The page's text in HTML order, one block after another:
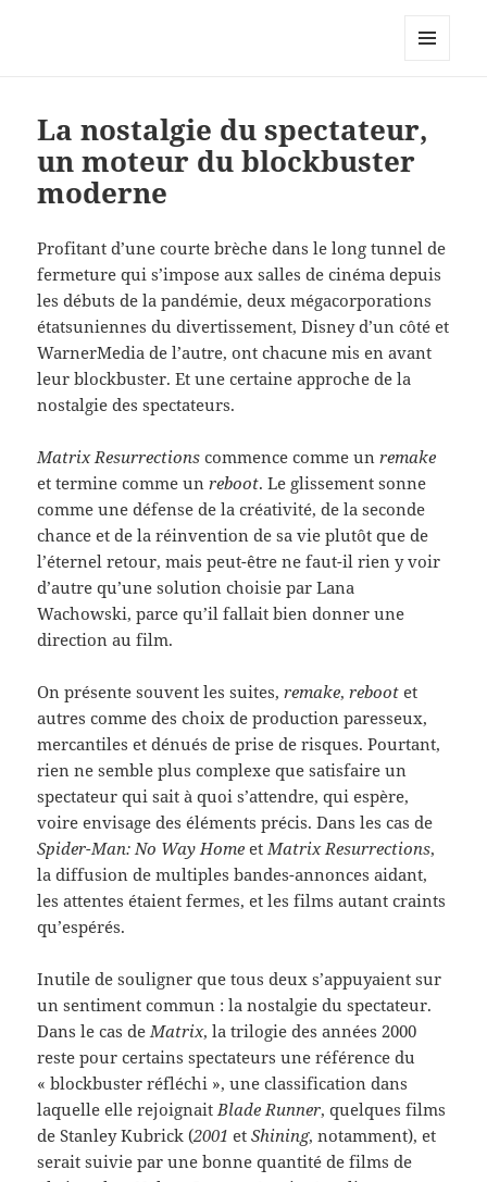
Le site personnel d'Antoine Oury
La nostalgie du spectateur,
un moteur du blockbuster
moderne
Profitant d’une courte brèche dans le long tunnel de
fermeture qui s’impose aux salles de cinéma depuis
les débuts de la pandémie, deux mégacorporations
étatsuniennes du divertissement, Disney d’un côté et
WarnerMedia de l’autre, ont chacune mis en avant
leur blockbuster. Et une certaine approche de la
nostalgie des spectateurs.
Matrix Resurrections commence comme unremake
et termine comme unreboot. Le glissement sonne
comme une défense de la créativité, de la seconde
chance et de la réinvention de sa vie plutôt que de
l’éternel retour, mais peut-être ne faut-il rien y voir
d’autre qu’une solution choisie par Lana
Wachowski, parce qu’il fallait bien donner une
direction au film.
On présente souvent les suites,remake,reboot et
autres comme des choix de production paresseux,
mercantiles et dénués de prise de risques. Pourtant,
rien ne semble plus complexe que satisfaire un
spectateur qui sait à quoi s’attendre, qui espère,
voire envisage des éléments précis. Dans les cas de
Spider-Man: No Way Home etMatrix Resurrections,
la diffusion de multiples bandes-annonces aidant,
les attentes étaient fermes, et les films autant craints
qu’espérés.
Inutile de souligner que tous deux s’appuyaient sur
un sentiment commun : la nostalgie du spectateur.
Dans le cas deMatrix, la trilogie des années 2000
reste pour certains spectateurs une référence du
« blockbuster réfléchi », une classification dans
laquelle elle rejoignaitBlade Runner, quelques films
de Stanley Kubrick (2001 etShining, notamment), et
serait suivie par une bonne quantité de films de